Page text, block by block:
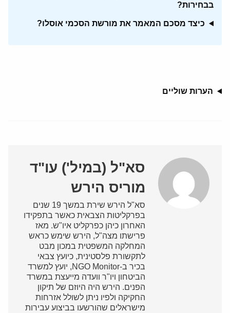
בבחירות?
כיצד מסכם המאמר את מורשת הסכמי אוסלו?
הערות שוליים
סא"ל (במיל') עו"ד
מוריס הירש
סא"ל הירש שירת במשך 19 שנים
בפרקליטות הצבאית כאשר בתפקידו
האחרון כיהן כפרקליט איו"ש. מאז
פרישתו מצה"ל, הירש שימש כראש
המחלקה המשפטית במכון מבט
לתקשורת פלסטינית, כיועץ צבאי
בכיר ב-NGO Monitor, יועץ למשרד
הביטחון ויו"ר וועדה מייעצת במשרד
הפנים. הירש היה היוזם של תיקון
החקיקה ולפיו ניתן לשולל אזרחות
מישראלים שהורשעו בביצוע עבירות